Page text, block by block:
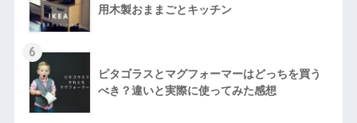
用木製おままごとキッチン
6
ピタゴラスとマグフォーマーはどっちを買う
べき？違いと実際に使ってみた感想